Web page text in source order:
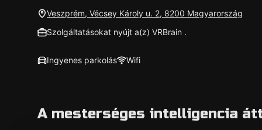
Veszprém, Vécsey Károly u. 2, 8200 Magyarország
Szolgáltatásokat nyújt a(z) VRBrain .
Ingyenes parkolás Wifi
A mesterséges intelligencia